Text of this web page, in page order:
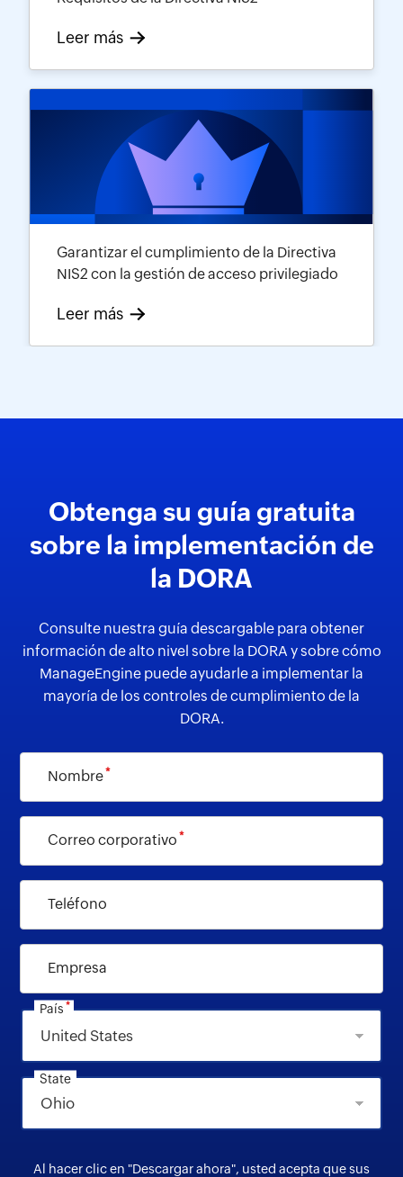
Leer más
Garantizar el cumplimiento de la Directiva
NIS2 con la gestión de acceso privilegiado
Leer más
Obtenga su guía gratuita
sobre la implementación de
la DORA
Consulte nuestra guía descargable para obtener
información de alto nivel sobre la DORA y sobre cómo
ManageEngine puede ayudarle a implementar la
mayoría de los controles de cumplimiento de la
DORA.
Nombre*
Correo corporativo *
Teléfono
Empresa
País *
State
Al hacer clic en "Descargar ahora", usted acepta que sus